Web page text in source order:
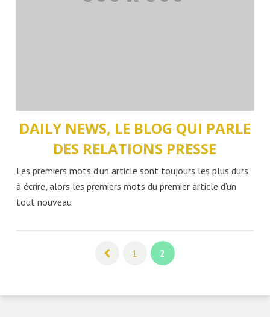
DAILY NEWS, LE BLOG QUI PARLE
DES RELATIONS PRESSE
Les premiers mots d’un article sont toujours les plus durs
à écrire, alors les premiers mots du premier article d’un
tout nouveau
1 2